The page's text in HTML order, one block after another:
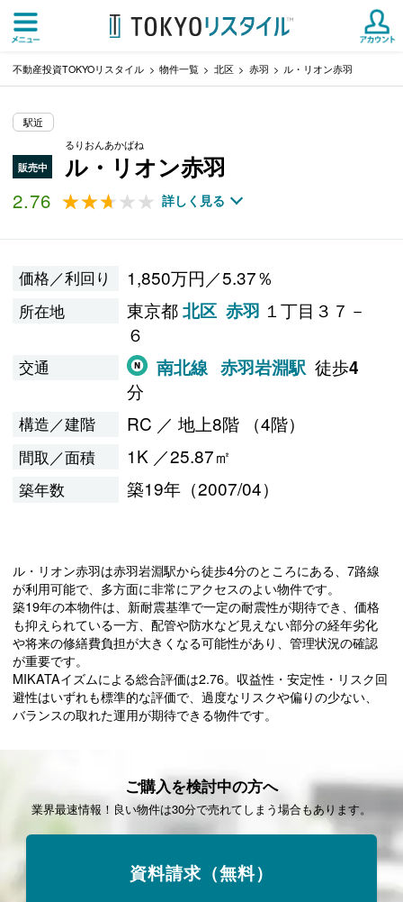
不動産投資TOKYOリスタイル 物件一覧 北区 赤羽 ル・リオン赤羽
駅近
販売中
るりおんあかばね
ル・リオン赤羽
2.76 ★★★★★
★★★★★ 詳しく見る
価格／利回り 1,850万円／5.37％
所在地 東京都北区 赤羽 １丁目３７－
６
交通 南北線 赤羽岩淵駅 徒歩4
分
構造／建階 RC ／ 地上8階 （4階）
間取／面積 1K ／25.87㎡
築年数 築19年（2007/04）
ル・リオン赤羽は赤羽岩淵駅から徒歩4分のところにある、7路線
が利用可能で、多方面に非常にアクセスのよい物件です。
築19年の本物件は、新耐震基準で一定の耐震性が期待でき、価格
も抑えられている一方、配管や防水など見えない部分の経年劣化
や将来の修繕費負担が大きくなる可能性があり、管理状況の確認
が重要です。
MIKATAイズムによる総合評価は2.76。収益性・安定性・リスク回
避性はいずれも標準的な評価で、過度なリスクや偏りの少ない、
バランスの取れた運用が期待できる物件です。
ご購入を検討中の方へ
業界最速情報！良い物件は30分で売れてしまう場合もあります。
資料請求（無料）